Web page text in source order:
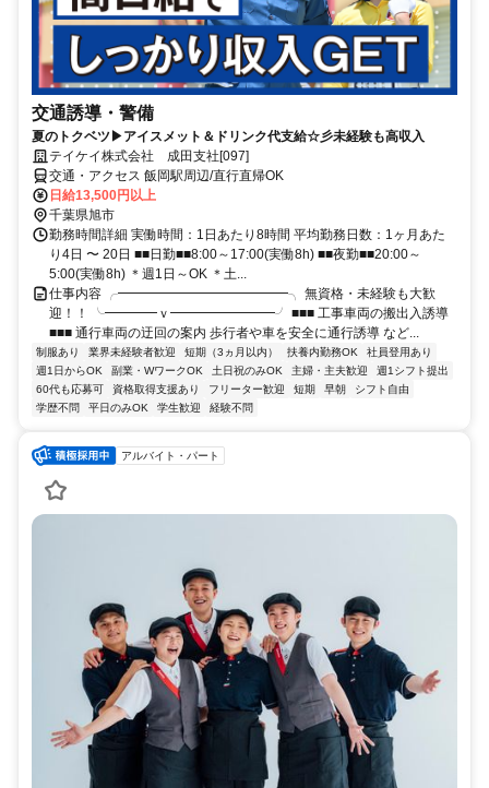
交通誘導・警備
夏のトクベツ▶アイスメット＆ドリンク代支給☆彡未経験も高収入
テイケイ株式会社 成田支社[097]
交通・アクセス 飯岡駅周辺/直行直帰OK
日給13,500円以上
千葉県旭市
勤務時間詳細 実働時間：1日あたり8時間 平均勤務日数：1ヶ月あた
り4日 〜 20日 ■■日勤■■8:00～17:00(実働8h) ■■夜勤■■20:00～
5:00(実働8h) ＊週1日～OK ＊土...
仕事内容 ╭━━━━━━━━━━━━━╮ 無資格・未経験も大歓
迎！！ ╰━━━━ｖ━━━━━━━━╯ ■■■ 工事車両の搬出入誘導
■■■ 通行車両の迂回の案内 歩行者や車を安全に通行誘導 など...
制服あり 業界未経験者歓迎 短期（3ヵ月以内） 扶養内勤務OK
社員登用あり
週1日からOK
副業・WワークOK 土日祝のみOK 主婦・主夫歓迎
週1シフト提出
60代も応募可
資格取得支援あり フリーター歓迎 短期 早朝
シフト自由
学歴不問
平日のみOK 学生歓迎 経験不問
アルバイト・パート